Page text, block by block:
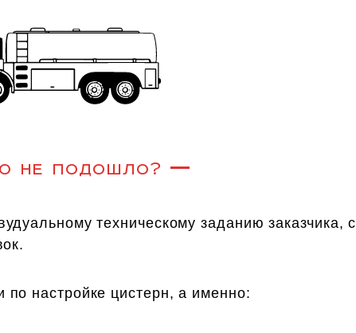
не подошло?
техническому заданию заказчика, с
настройке цистерн, а именно: